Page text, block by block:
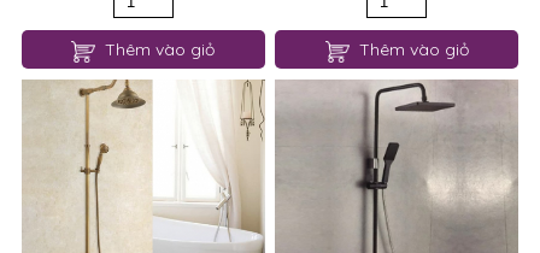
Thêm vào giỏ Thêm vào giỏ